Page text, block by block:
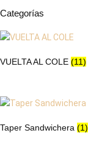
Categorías
VUELTA AL COLE (11)
Taper Sandwichera (1)